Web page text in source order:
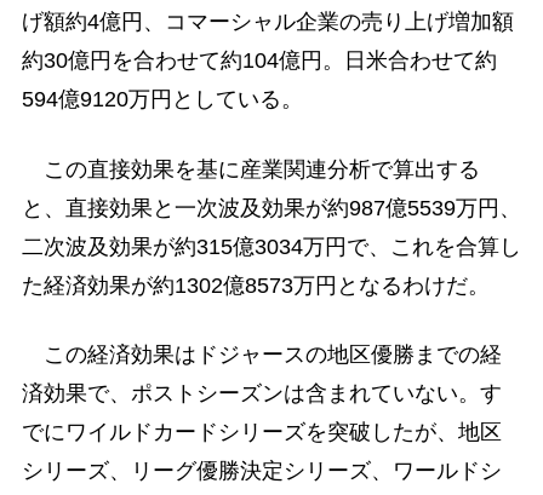
げ額約4億円、コマーシャル企業の売り上げ増加額
約30億円を合わせて約104億円。日米合わせて約
594億9120万円としている。
この直接効果を基に産業関連分析で算出する
と、直接効果と一次波及効果が約987億5539万円、
二次波及効果が約315億3034万円で、これを合算し
た経済効果が約1302億8573万円となるわけだ。
この経済効果はドジャースの地区優勝までの経
済効果で、ポストシーズンは含まれていない。す
でにワイルドカードシリーズを突破したが、地区
シリーズ、リーグ優勝決定シリーズ、ワールドシ